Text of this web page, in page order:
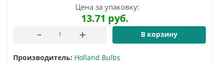
Цена за упаковку:
13.71 руб.
В корзину
Производитель: Holland Bulbs